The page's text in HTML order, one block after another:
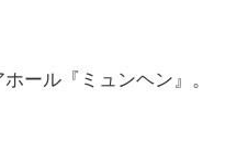
ール『ミュンヘン』。